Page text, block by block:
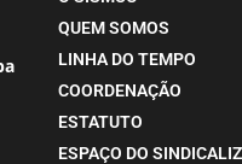
QUEM SOMOS
LINHA DO TEMPO
COORDENAÇÃO
ESTATUTO
ESPAÇO DO